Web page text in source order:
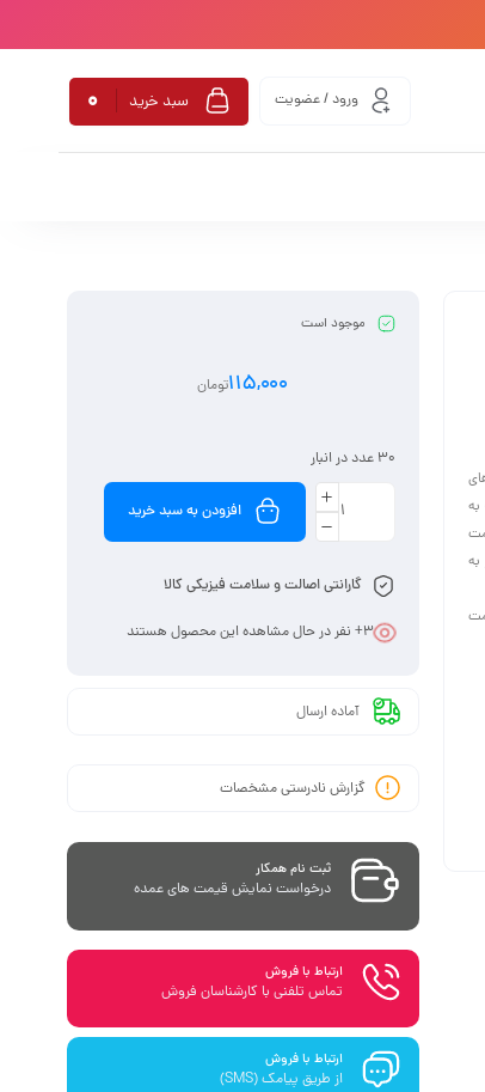
ورود / عضویت سبد خرید 0
موجود است
115,000تومان
30 عدد در انبار
افزودن به سبد خرید
گارانتی اصالت و سلامت فیزیکی کالا
3+ نفر در حال مشاهده این محصول هستند
آماده ارسال
گزارش نادرستی مشخصات
ثبت نام همکار
درخواست نمایش قیمت های عمده
ارتباط با فروش
تماس تلفنی با کارشناسان فروش
ارتباط با فروش
از طریق پیامک (SMS)